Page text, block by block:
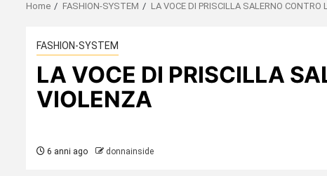
Home FASHION-SYSTEM LA VOCE DI PRISCILLA SALERNO CONTRO
FASHION-SYSTEM
LA VOCE DI PRISCILLA
VIOLENZA
6 anni ago donnainside